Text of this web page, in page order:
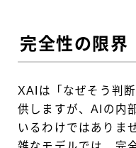
完全性の限界
XAIは「なぜそう判
供しますが、AIの内
いるわけではありま